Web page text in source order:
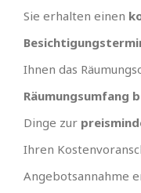
Sie erhalten einen
Ihnen das
Räumungsumfang
Dinge zur
Ihren
Angebotsannahme